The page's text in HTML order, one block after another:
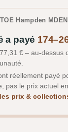
Hampden
a payé
€ – au-dessus
réellement payé
pas le prix actuel
prix &